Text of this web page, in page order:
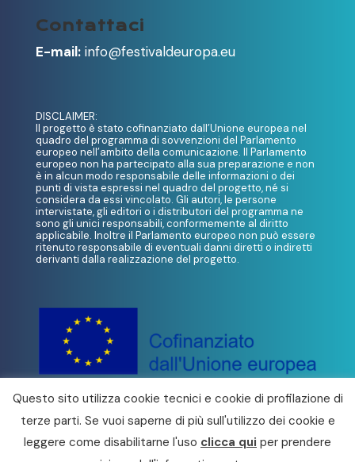
Contattaci
E-mail: info@festivaldeuropa.eu
DISCLAIMER:
Il progetto è stato cofinanziato dall’Unione europea nel
quadro del programma di sovvenzioni del Parlamento
europeo nell’ambito della comunicazione. Il Parlamento
europeo non ha partecipato alla sua preparazione e non
è in alcun modo responsabile delle informazioni o dei
punti di vista espressi nel quadro del progetto, né si
considera da essi vincolato. Gli autori, le persone
intervistate, gli editori o i distributori del programma ne
sono gli unici responsabili, conformemente al diritto
applicabile. Inoltre il Parlamento europeo non può essere
ritenuto responsabile di eventuali danni diretti o indiretti
derivanti dalla realizzazione del progetto.
© 2022 Festival d’Europa 2022. Tutti i diritti
riservati – powered by Fondazione Sistema
Questo sito utilizza cookie tecnici e cookie di profilazione di
terze parti. Se vuoi saperne di più sull'utilizzo dei cookie e
leggere come disabilitarne l'uso clicca qui per prendere